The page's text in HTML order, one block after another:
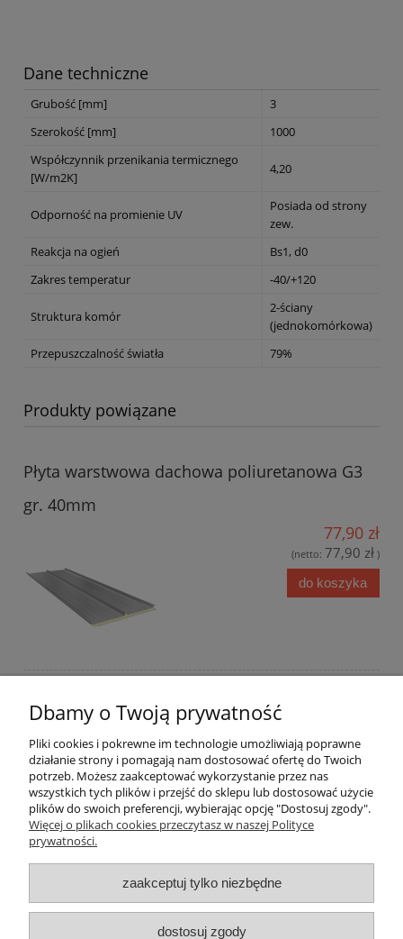
Dane techniczne
Grubość [mm]
3
Szerokość [mm]
1000
Współczynnik przenikania termicznego
[W/m2K]
4,20
Odporność na promienie UV
Posiada od strony
zew.
Reakcja na ogień
Bs1, d0
Zakres temperatur
-40/+120
Struktura komór
2-ściany
(jednokomórkowa)
Przepuszczalność światła
79%
Produkty powiązane
Płyta warstwowa dachowa poliuretanowa G3
gr. 40mm
77,90 zł
(netto: 77,90 zł )
do koszyka
Płyta warstwowa dachowa poliuretanowa G3
gr. 50mm
82,30 zł
(netto:82,30 zł
Dbamy o Twoją prywatność
Pliki cookies i pokrewne im technologie umożliwiają poprawne
działanie strony i pomagają nam dostosować ofertę do Twoich
potrzeb. Możesz zaakceptować wykorzystanie przez nas
wszystkich tych plików i przejść do sklepu lub dostosować użycie
plików do swoich preferencji, wybierając opcję "Dostosuj zgody".
Więcej o plikach cookies przeczytasz w naszej Polityce
prywatności.
zaakceptuj tylko niezbędne
dostosuj zgody